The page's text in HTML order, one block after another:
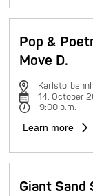
Pop &
Move D.
14. October
9:00 p.m.
Learn more
Giant